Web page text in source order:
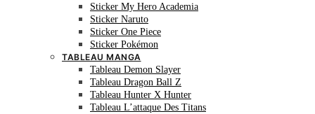
Sticker My Hero Academia
Sticker Naruto
Sticker One Piece
Sticker Pokémon
TABLEAU MANGA
Tableau Demon Slayer
Tableau Dragon Ball Z
Tableau Hunter X Hunter
Tableau L’attaque Des Titans